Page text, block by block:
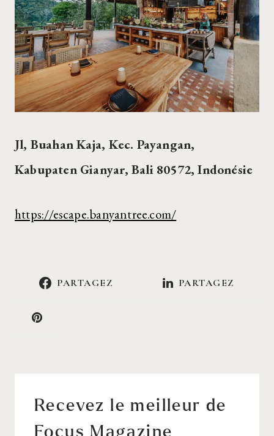
Jl, Buahan Kaja, Kec. Payangan,
Kabupaten Gianyar, Bali 80572, Indonésie
https://escape.banyantree.com/
PARTAGEZ PARTAGEZ
Recevez le meilleur de